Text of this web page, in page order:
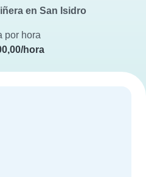
en San Isidro
por hora
hora